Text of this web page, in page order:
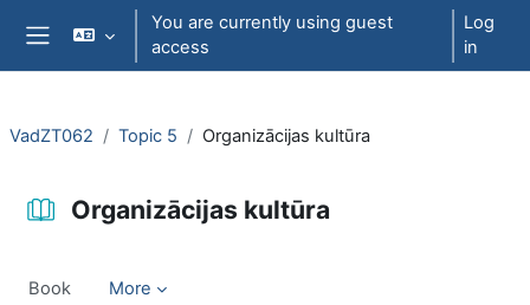
Skip to main content
You are currently using guest
access
Log
in
VadZT062 Topic 5 Organizācijas kultūra
Organizācijas kultūra
Book More